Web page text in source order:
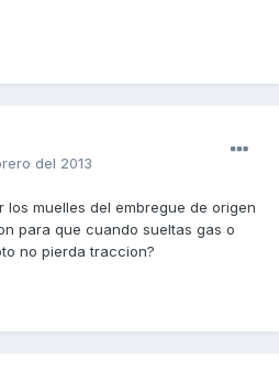
del 2013
los muelles del embregue de origen
para que cuando sueltas gas o
no pierda traccion?